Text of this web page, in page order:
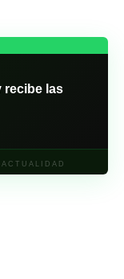
recibe las